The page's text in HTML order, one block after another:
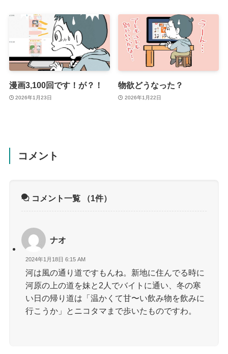
漫画3,100回です！が？！
2026年1月23日
物欲どうなった？
2026年1月22日
コメント
コメント一覧 （1件）
ナオ
2024年1月18日 6:15 AM
河は風の通り道ですもんね。新地に住んでる時に
河原の上の道を妹と2人でバイトに通い、冬の寒
い日の帰り道は「温かくて甘〜い飲み物を飲みに
行こうか」とニコタマまで歩いたものですわ。